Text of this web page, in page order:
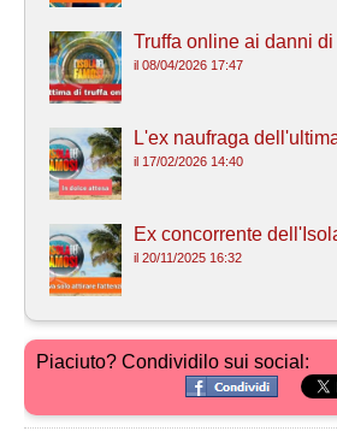
Truffa online ai danni di
il 08/04/2026 17:47
L'ex naufraga
il 17/02/2026 14:40
Ex concorrente
il 20/11/2025 16:32
Piaciuto? Condividilo sui social: